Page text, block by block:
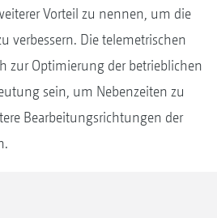
Vorteil zu nennen, um die
verbessern. Die telemetrischen
zur Optimierung der betrieblichen
sein, um Nebenzeiten zu
Bearbeitungsrichtungen der